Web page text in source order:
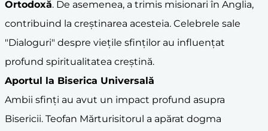
Ortodoxă. De asemenea, a trimis misionari în Anglia,
contribuind la creștinarea acesteia. Celebrele sale
"Dialoguri" despre viețile sfinților au influențat
profund spiritualitatea creștină.
Aportul la Biserica Universală
Ambii sfinți au avut un impact profund asupra
Bisericii. Teofan Mărturisitorul a apărat dogma